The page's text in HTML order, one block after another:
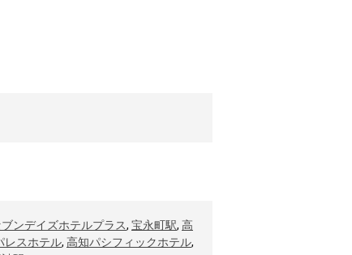
ブンデイズホテルプラス, 宝永町駅, 高
レスホテル, 高知パシフィックホテル,